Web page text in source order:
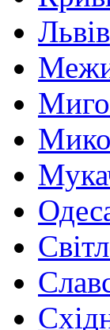
Львів